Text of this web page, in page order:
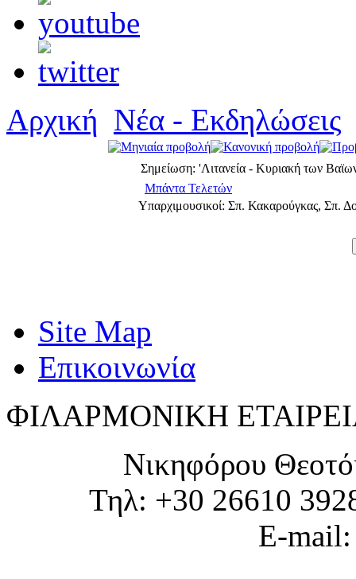
Αρχική Νέα - Εκδηλώσεις
Σημείωση: 'Λιτανεία - Κυριακή των
Μπάντα Τελετών
Υπαρχιμουσικοί: Σπ. Κακαρούγκας, Σπ.
Site Map
Επικοινωνία
ΦΙΛΑΡΜΟΝΙΚΗ
Νικηφόρου
Τηλ: +30 26610
E-